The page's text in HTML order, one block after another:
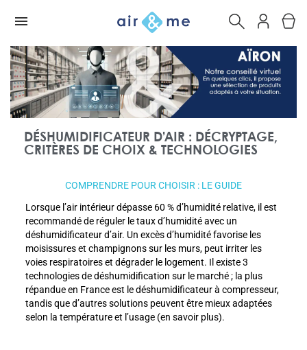
DÉSHUMIDIFICATEUR D’AIR : DÉCRYPTAGE,
CRITÈRES DE CHOIX & TECHNOLOGIES
COMPRENDRE POUR CHOISIR : LE GUIDE
Lorsque l’air intérieur dépasse 60 % d’humidité relative, il est
recommandé de réguler le taux d’humidité avec un
déshumidificateur d’air. Un excès d’humidité favorise les
moisissures et champignons sur les murs, peut irriter les
voies respiratoires et dégrader le logement. Il existe 3
technologies de déshumidification sur le marché ; la plus
répandue en France est le déshumidificateur à compresseur,
tandis que d’autres solutions peuvent être mieux adaptées
selon la température et l’usage (en savoir plus).